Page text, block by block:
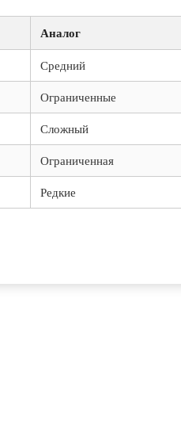
Аналог
Средний
Ограниченные
Сложный
Ограниченная
Редкие